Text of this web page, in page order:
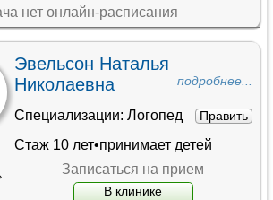
нет онлайн-расписания
Эвельсон Наталья
Николаевна
подробнее...
Специализации: Логопед Править
Стаж 10 лет•принимает детей
Записаться на прием
В клинике